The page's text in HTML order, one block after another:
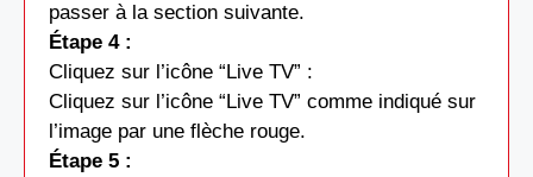
passer à la section suivante.
Étape 4 :
Cliquez sur l’icône “Live TV” :
Cliquez sur l’icône “Live TV” comme indiqué sur
l’image par une flèche rouge.
Étape 5 :